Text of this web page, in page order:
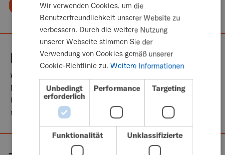
Klinische Empfehlungen
Wenn das Antreiben weniger anstrengend wäre, könnten
Nutzer potenziell länger ihren manuellen Rollstuhl
benutzen, bevor sie auf einen Elektrorollstuhl umsteigen
müssen.
SWEDISH
FRENCH
DUTCH
NORWEGIAN
JAPANESE
CHINESE (SIMPLIFIED)
ITALIAN
Wir verwenden Cookies, um die
Benutzerfreundlichkeit unserer Website zu
verbessern. Durch die weitere Nutzung
unserer Webseite stimmen Sie der
Verwendung von Cookies gemäß unserer
Cookie-Richtlinie zu. Weitere Informationen
Unbedingt
erforderlich
Performance Targeting
Funktionalität Unklassifizierte